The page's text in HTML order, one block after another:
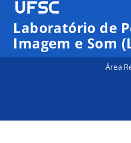
Laboratório de
Imagem e Som
Área